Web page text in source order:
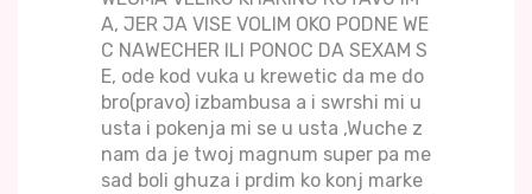
A, JER JA VISE VOLIM OKO PODNE WE
C NAWECHER ILI PONOC DA SEXAM S
E, ode kod vuka u krewetic da me do
bro(pravo) izbambusa a i swrshi mi u
usta i pokenja mi se u usta ,Wuche z
nam da je twoj magnum super pa me
sad boli ghuza i prdim ko konj marke